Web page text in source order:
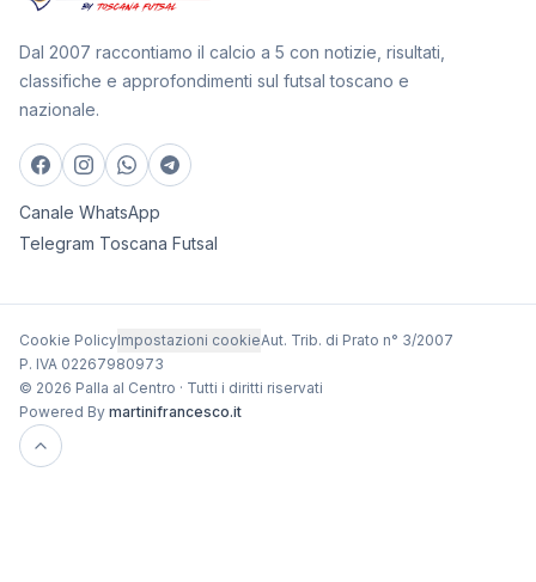
Dal 2007 raccontiamo il calcio a 5 con notizie, risultati,
classifiche e approfondimenti sul futsal toscano e
nazionale.
Canale WhatsApp
Telegram Toscana Futsal
Cookie PolicyImpostazioni cookieAut. Trib. di Prato n° 3/2007
P. IVA 02267980973
© 2026 Palla al Centro · Tutti i diritti riservati
Powered By martinifrancesco.it